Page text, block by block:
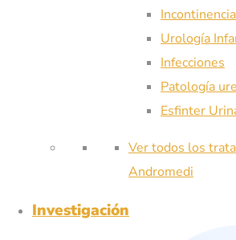
Urología
Infecciones
Patología
Esfinter
Ver todos los
Andromedi
Investigación